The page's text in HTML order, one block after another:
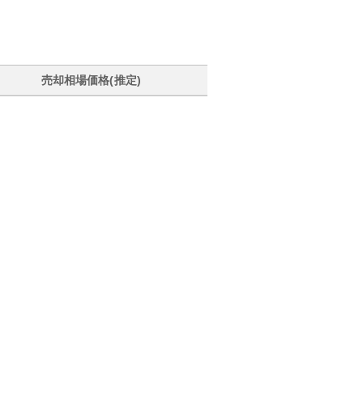
売却相場価格(推定)